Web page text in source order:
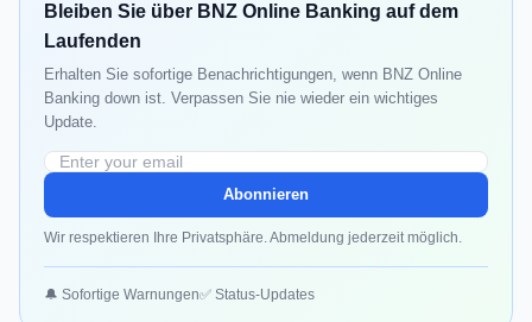
Bleiben Sie über BNZ Online Banking auf dem
Laufenden
Erhalten Sie sofortige Benachrichtigungen, wenn BNZ Online
Banking down ist. Verpassen Sie nie wieder ein wichtiges
Update.
Abonnieren
Wir respektieren Ihre Privatsphäre. Abmeldung jederzeit möglich.
🔔 Sofortige Warnungen✅ Status-Updates